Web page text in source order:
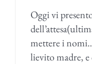
Oggi vi
mettere i
lievito madre, e